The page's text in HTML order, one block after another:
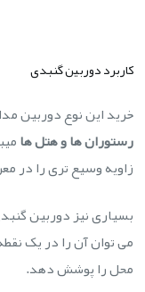
کاربرد دوربین گنبدی
خرید این نوع دوربین
رستوران ها و هتل ها
زاویه وسیع تری را در
بسیاری نیز دوربین
می توان آن را در یک
محل را پوشش دهد.